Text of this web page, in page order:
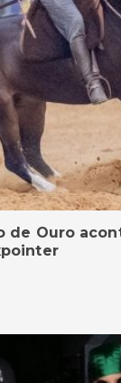
de Ouro